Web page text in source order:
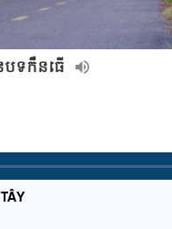
ទកឹនធើ